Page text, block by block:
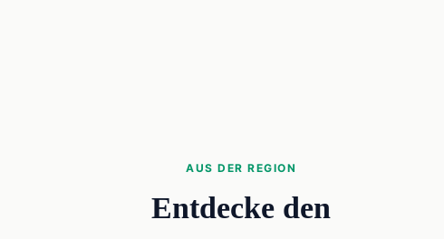
AUS DER REGION
Entdecke den